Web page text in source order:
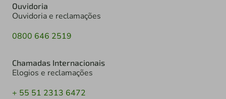
Ouvidoria
Ouvidoria e reclamações
0800 646 2519
Chamadas Internacionais
Elogios e reclamações
+ 55 51 2313 6472